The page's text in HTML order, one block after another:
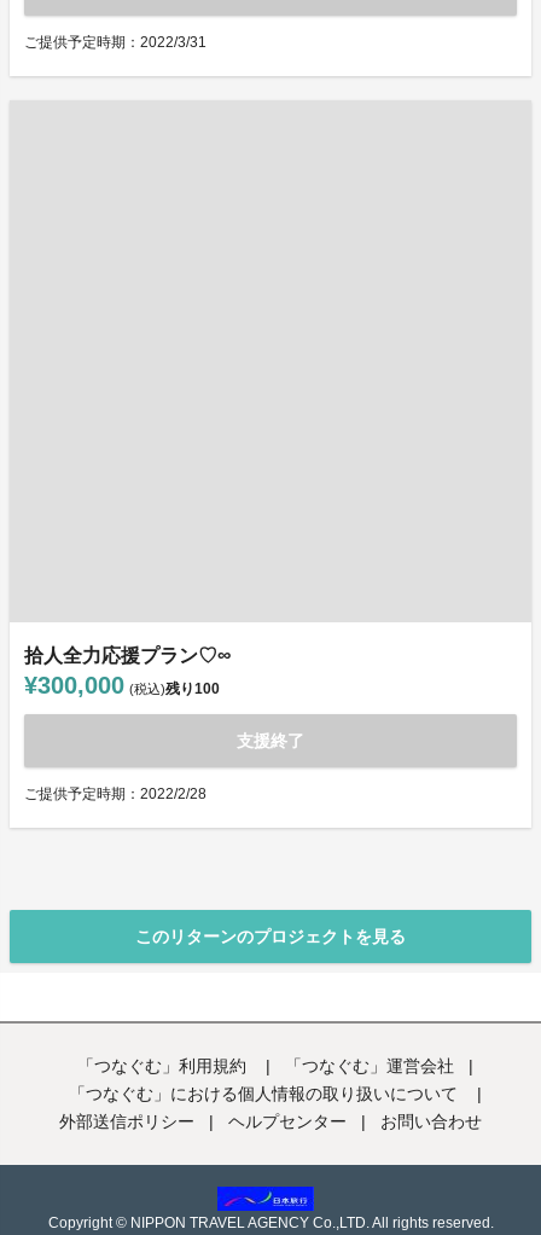
ご提供予定時期：2022/3/31
拾人全力応援プラン♡∞
¥300,000 (税込)残り100
支援終了
ご提供予定時期：2022/2/28
このリターンのプロジェクトを見る
「つなぐむ」利用規約 | 「つなぐむ」運営会社
|
「つなぐむ」における個人情報の取り扱いについて
|
外部送信ポリシー
| ヘルプセンター | お問い合わせ
Copyright © NIPPON TRAVEL AGENCY Co.,LTD. All rights reserved.